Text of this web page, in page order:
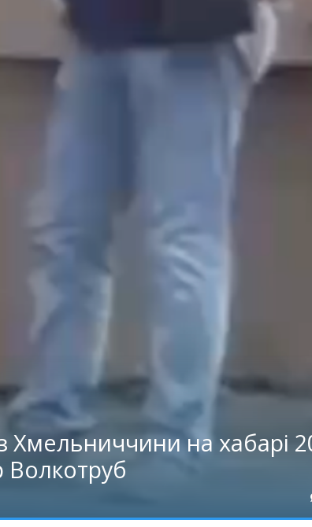
Хмельниччини на хабарі